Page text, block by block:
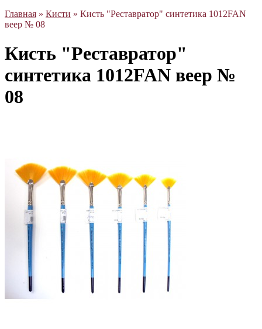
Главная » Кисти » Кисть "Реставратор" синтетика 1012FAN
веер № 08
Кисть "Реставратор"
синтетика 1012FAN веер №
08